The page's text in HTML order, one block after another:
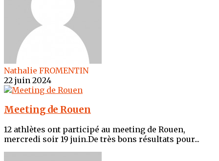
Nathalie FROMENTIN
22 juin 2024
Meeting de Rouen
12 athlètes ont participé au meeting de Rouen,
mercredi soir 19 juin.De très bons résultats pour...